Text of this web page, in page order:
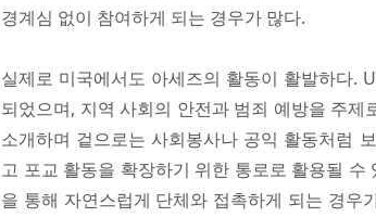
경계심 없이 참여하게 되는 경우가 많다.
실제로 미국에서도 아세즈의 활동이 활발하다.
되었으며, 지역 사회의 안전과 범죄 예방을 주
소개하며 겉으로는 사회봉사나 공익 활동처럼
고 포교 활동을 확장하기 위한 통로로 활용될
을 통해 자연스럽게 단체와 접촉하게 되는 경우